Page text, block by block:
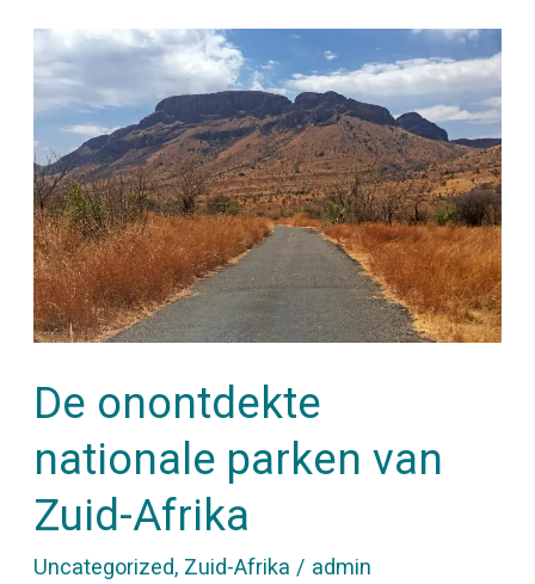
De onontdekte
nationale parken van
Zuid-Afrika
Uncategorized, Zuid-Afrika / admin
De
onontdekte
nationale
parken
van
Zuid-
Afrika